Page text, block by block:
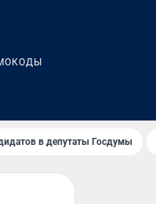
в депутаты Госдумы